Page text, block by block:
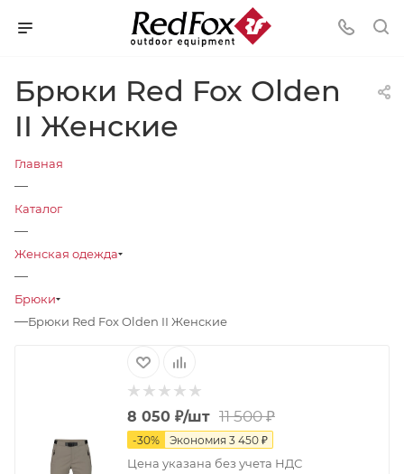
Брюки Red Fox Olden
II Женские
Главная
—
Каталог
—
Женская одежда
—
Брюки
—Брюки Red Fox Olden II Женские
8 050 ₽/шт 11 500₽
-30% Экономия 3 450 ₽
Цена указана без учета НДС